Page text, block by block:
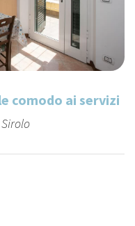
comodo ai servizi